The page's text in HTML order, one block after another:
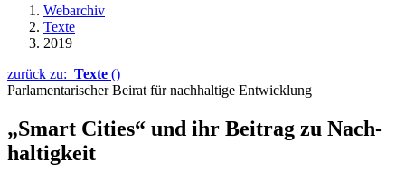
Webarchiv
Texte
2019
zurück zu: Texte ()
Parlamentarischer Beirat für nachhaltige Entwicklung
„Smart Cities“ und ihr Beitrag zu Nach­
haltigkeit